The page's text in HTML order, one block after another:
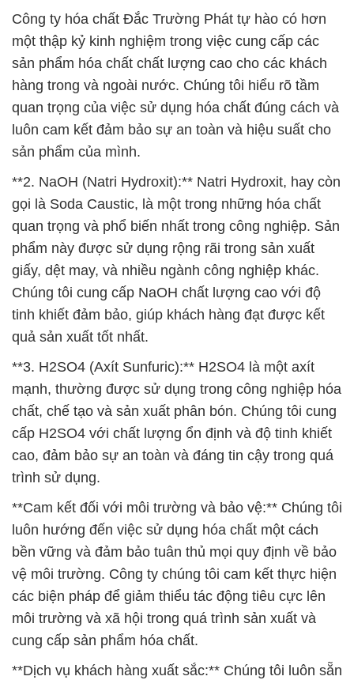
Công ty hóa chất Đắc Trường Phát tự hào có hơn
một thập kỷ kinh nghiệm trong việc cung cấp các
sản phẩm hóa chất chất lượng cao cho các khách
hàng trong và ngoài nước. Chúng tôi hiểu rõ tầm
quan trọng của việc sử dụng hóa chất đúng cách và
luôn cam kết đảm bảo sự an toàn và hiệu suất cho
sản phẩm của mình.
**2. NaOH (Natri Hydroxit):** Natri Hydroxit, hay còn
gọi là Soda Caustic, là một trong những hóa chất
quan trọng và phổ biến nhất trong công nghiệp. Sản
phẩm này được sử dụng rộng rãi trong sản xuất
giấy, dệt may, và nhiều ngành công nghiệp khác.
Chúng tôi cung cấp NaOH chất lượng cao với độ
tinh khiết đảm bảo, giúp khách hàng đạt được kết
quả sản xuất tốt nhất.
**3. H2SO4 (Axít Sunfuric):** H2SO4 là một axít
mạnh, thường được sử dụng trong công nghiệp hóa
chất, chế tạo và sản xuất phân bón. Chúng tôi cung
cấp H2SO4 với chất lượng ổn định và độ tinh khiết
cao, đảm bảo sự an toàn và đáng tin cậy trong quá
trình sử dụng.
**Cam kết đối với môi trường và bảo vệ:** Chúng tôi
luôn hướng đến việc sử dụng hóa chất một cách
bền vững và đảm bảo tuân thủ mọi quy định về bảo
vệ môi trường. Công ty chúng tôi cam kết thực hiện
các biện pháp để giảm thiểu tác động tiêu cực lên
môi trường và xã hội trong quá trình sản xuất và
cung cấp sản phẩm hóa chất.
**Dịch vụ khách hàng xuất sắc:** Chúng tôi luôn sẵn